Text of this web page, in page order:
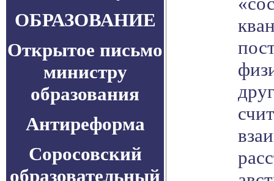
ОБРАЗОВАНИЕ
Открытое письмо
министру
образования
Антиреформа
Соросовский
образовательный